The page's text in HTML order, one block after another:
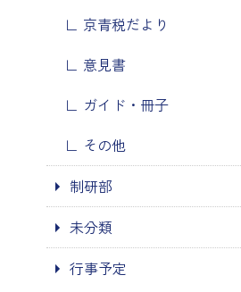
京青税だより
意見書
ガイド・冊子
その他
制研部
未分類
行事予定